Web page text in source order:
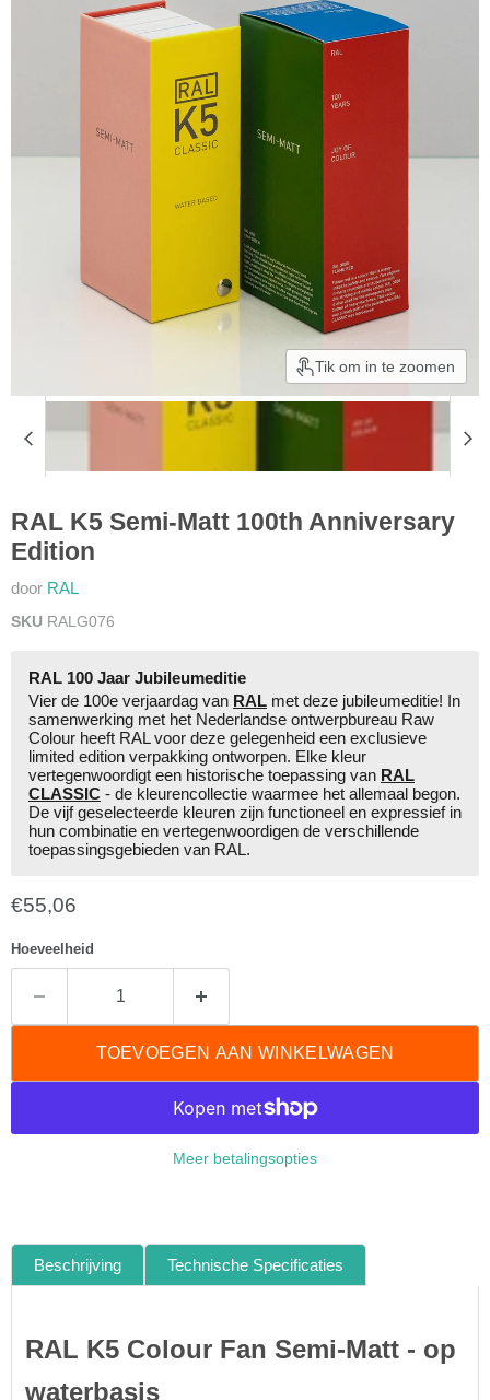
Tik om in te zoomen
RAL K5 Semi-Matt 100th Anniversary
Edition
door RAL
SKU RALG076
RAL 100 Jaar Jubileumeditie
Vier de 100e verjaardag van RAL met deze jubileumeditie! In
samenwerking met het Nederlandse ontwerpbureau Raw
Colour heeft RAL voor deze gelegenheid een exclusieve
limited edition verpakking ontworpen. Elke kleur
vertegenwoordigt een historische toepassing van RAL
CLASSIC - de kleurencollectie waarmee het allemaal begon.
De vijf geselecteerde kleuren zijn functioneel en expressief in
hun combinatie en vertegenwoordigen de verschillende
toepassingsgebieden van RAL.
Huidige prijs
€55,06
Hoeveelheid
TOEVOEGEN AAN WINKELWAGEN
Meer betalingsopties
Beschrijving Technische Specificaties
RAL K5 Colour Fan Semi-Matt - op
waterbasis